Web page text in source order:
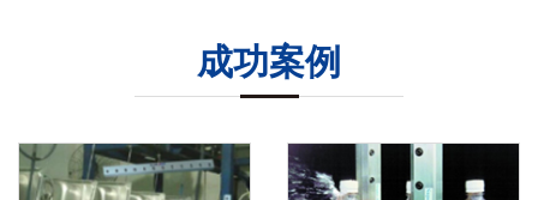
成功案例